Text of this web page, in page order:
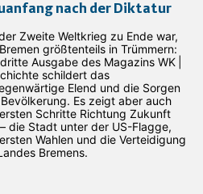
nach der Diktatur
Zweite Weltkrieg zu Ende war,
größtenteils in Trümmern:
Ausgabe des ­Magazins WK |
schildert das
Elend und die Sorgen
Es zeigt aber auch
Schritte Richtung Zukunft
die Stadt unter der US-Flagge,
Wahlen und die Verteidigung
Bremens.